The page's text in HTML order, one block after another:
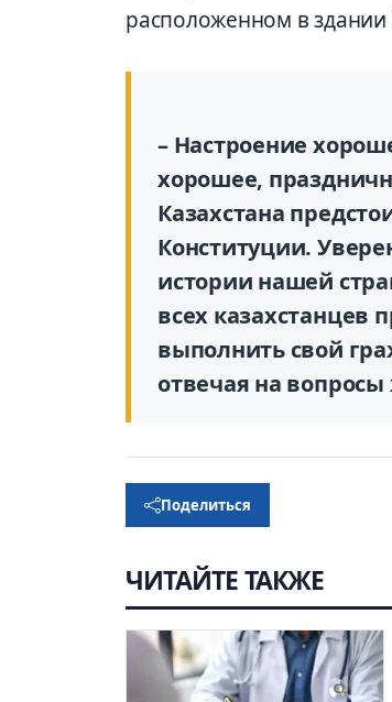
расположенном в
– Настроение
хорошее,
Казахстана
Конституции.
истории нашей
всех казахстанцев
выполнить свой
отвечая на
Поделиться
ЧИТАЙТЕ ТАКЖЕ